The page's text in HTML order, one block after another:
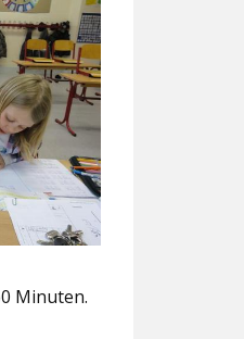
Minuten.